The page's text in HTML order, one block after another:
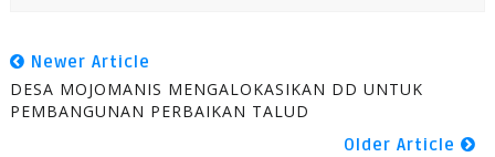
Newer Article
DESA MOJOMANIS MENGALOKASIKAN DD UNTUK
PEMBANGUNAN PERBAIKAN TALUD
Older Article